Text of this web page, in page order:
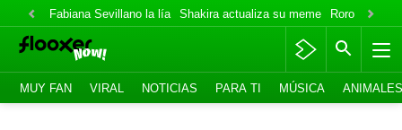
Fabiana Sevillano la lía Shakira actualiza su meme Roro lo niega
MUY FAN VIRAL NOTICIAS PARA TI MÚSICA ANIMALES